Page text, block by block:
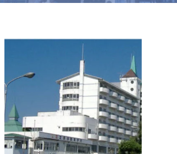
東海・北陸
静岡県セイブ自動車学校 特殊車両
・首都圏からも中部、関西エリアからもア
クセスが良く、浜名湖の近くにある自動車
学校です。・長い直線コースをもった広い
所内コースは運転しやすいと好評で…